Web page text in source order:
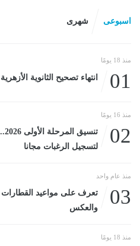
اسبوعى شهرى
منذ 18 يومًا
01 انتهاء تصحيح الثانوية
منذ 16 يومًا
02
لتسجيل الرغبات مجانا
منذ عام واحد
03
تعرف على مواعيد القطارات
والعكس
منذ 18 يومًا